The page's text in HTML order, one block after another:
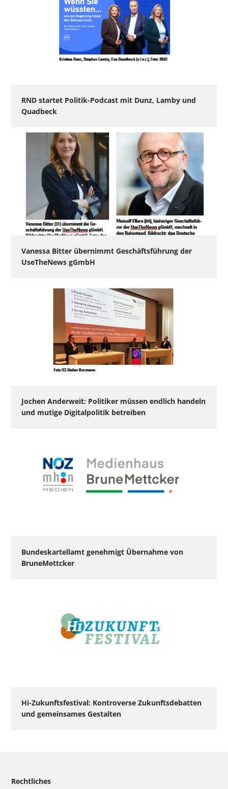
RND startet Politik-Podcast mit Dunz, Lamby und
Quadbeck
Vanessa Bitter übernimmt Geschäftsführung der
UseTheNews gGmbH
Jochen Anderweit: Politiker müssen endlich handeln
und mutige Digitalpolitik betreiben
Bundeskartellamt genehmigt Übernahme von
BruneMettcker
Hi-Zukunftsfestival: Kontroverse Zukunftsdebatten
und gemeinsames Gestalten
Rechtliches